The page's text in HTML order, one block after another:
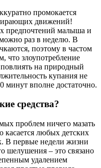
промокается
движений!
предпочтений малыша и
раз в неделю. В
поэтому в частом
что злоупотребление
на природный
купания не
минут вполне достаточно.
средства?
проблем ничего мазать
любых детских
В первые недели жизни
шелушения – это связано
удалением